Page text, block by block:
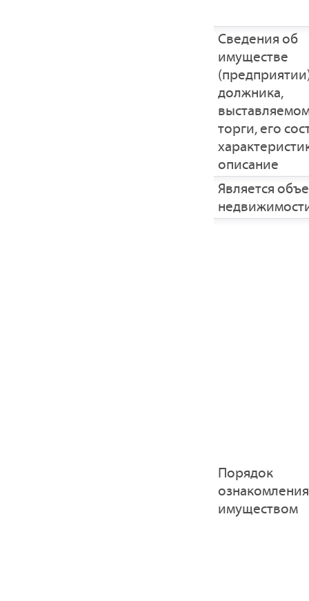
Cведения об
имуществе
должника,
торги, его
описание
Является
Порядок
имуществом